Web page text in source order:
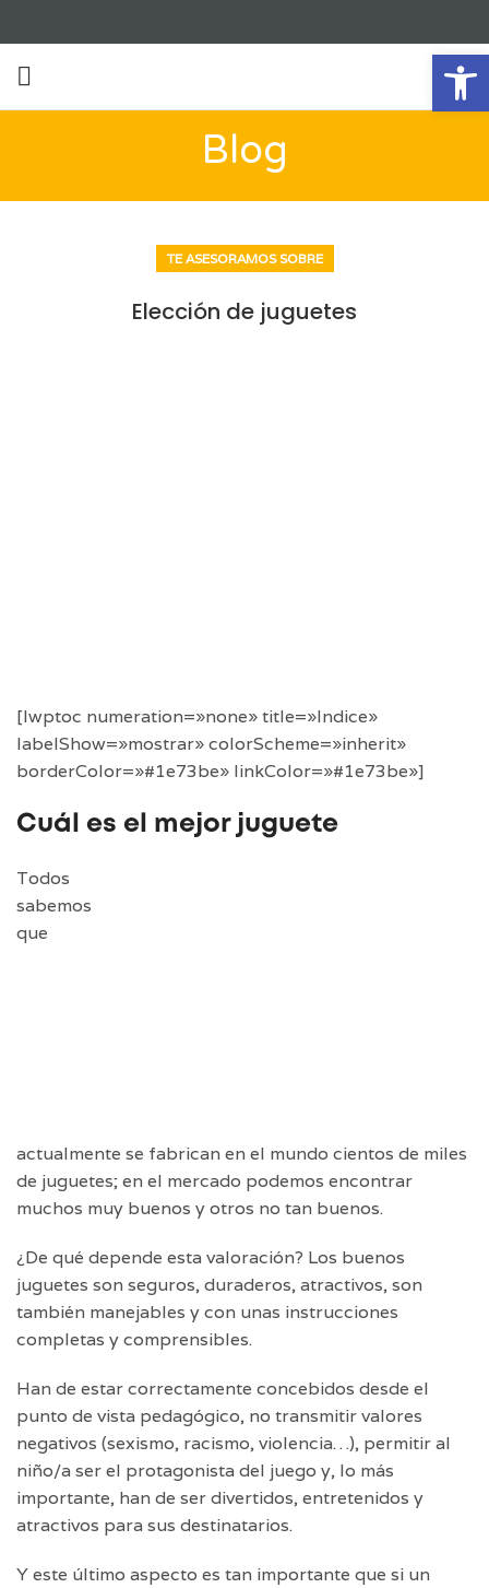
Blog
TE ASESORAMOS SOBRE
Elección de juguetes
[lwptoc numeration=»none» title=»Indice»
labelShow=»mostrar» colorScheme=»inherit»
borderColor=»#1e73be» linkColor=»#1e73be»]
Cuál es el mejor juguete
Todos
sabemos
que
actualmente se fabrican en el mundo cientos de miles
de juguetes; en el mercado podemos encontrar
muchos muy buenos y otros no tan buenos.
¿De qué depende esta valoración? Los buenos
juguetes son seguros, duraderos, atractivos, son
también manejables y con unas instrucciones
completas y comprensibles.
Han de estar correctamente concebidos desde el
punto de vista pedagógico, no transmitir valores
negativos (sexismo, racismo, violencia…), permitir al
niño/a ser el protagonista del juego y, lo más
importante, han de ser divertidos, entretenidos y
atractivos para sus destinatarios.
Y este último aspecto es tan importante que si un